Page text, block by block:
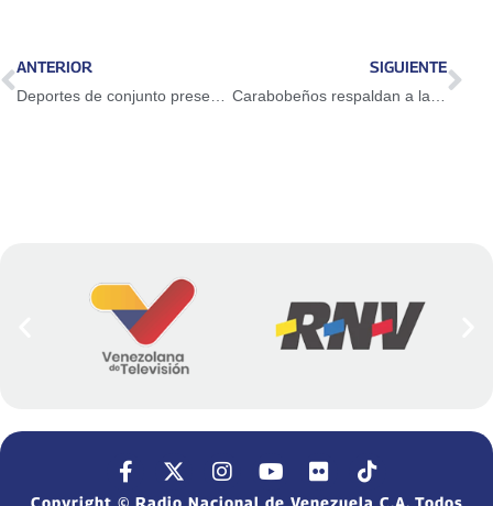
ANTERIOR
Deportes de conjunto presentan plan estratégico 2026 con miras a competencias internacionales
SIGUIENTE
Carabobeños respaldan a la Presidenta (E) Delcy Rodríguez y exigen liberación del Presidente Maduro y la primera dama Cilia Flores
Copyright © Radio Nacional de Venezuela C.A. Todos